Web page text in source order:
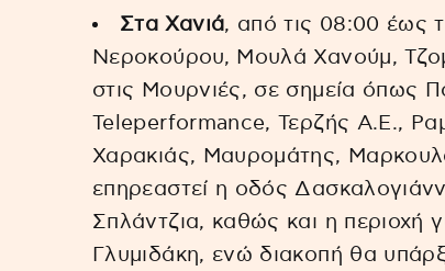
Στα Χανιά, από τις 08:00 έως
Νεροκούρου, Μουλά Χανούμ,
στις Μουρνιές, σε σημεία όπως
Teleperformance, Τερζής Α.Ε.,
Χαρακιάς, Μαυρομάτης,
επηρεαστεί η οδός
Σπλάντζια, καθώς και η περιοχή
Γλυμιδάκη, ενώ διακοπή θα